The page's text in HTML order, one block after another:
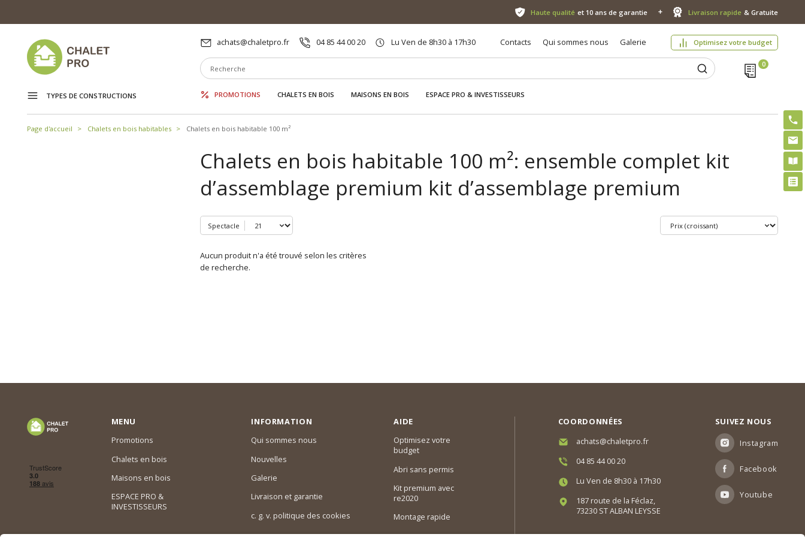
Haute qualité et 10 ans de garantie Livraison rapide & Gratuite
achats@chaletpro.fr 04 85 44 00 20 Lu Ven de 8h30 à 17h30 Contacts Qui sommes nous Galerie Optimisez votre budget
TYPES DE CONSTRUCTIONS PROMOTIONS CHALETS EN BOIS MAISONS EN BOIS ESPACE PRO & INVESTISSEURS
Page d'accueil Chalets en bois habitables Chalets en bois habitable 100 m²
Chalets en bois habitable 100 m²: ensemble complet kit
d’assemblage premium kit d’assemblage premium
Spectacle
Aucun produit n'a été trouvé selon les critères
de recherche.
MENU
Promotions
Chalets en bois
Maisons en bois
ESPACE PRO &
INVESTISSEURS
INFORMATION
Qui sommes nous
Nouvelles
Galerie
Livraison et garantie
c. g. v. politique des cookies
AIDE
Optimisez votre
budget
Abri sans permis
Kit premium avec
re2020
Montage rapide
COORDONNÉES
achats@chaletpro.fr
04 85 44 00 20
Lu Ven de 8h30 à 17h30
187 route de la Féclaz,
73230 ST ALBAN LEYSSE
SUIVEZ NOUS
Instagram
Facebook
Youtube